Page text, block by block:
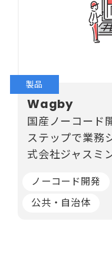
製品
Wagby
国産ノーコード
ステップで業務
式会社ジャスミ
ノーコード開発
公共・自治体